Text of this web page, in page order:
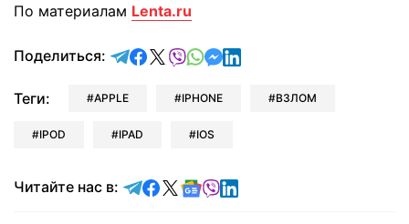
По материалам Lenta.ru
Поделиться: отправить в Telegram
поделиться в Facebook
поделиться в X
отправить в Viber
отправить в Whatsapp
отправить в Messenger
отправить в LinkedIn
Теги: APPLE IPHONE ВЗЛОМ
IPOD IPAD IOS
Читайте нас в: Читайте в Telegram
Читайте в Facebook
Читайте в X
Читайте в Google news
Читайте в Viber
Читайте в LinkedIn